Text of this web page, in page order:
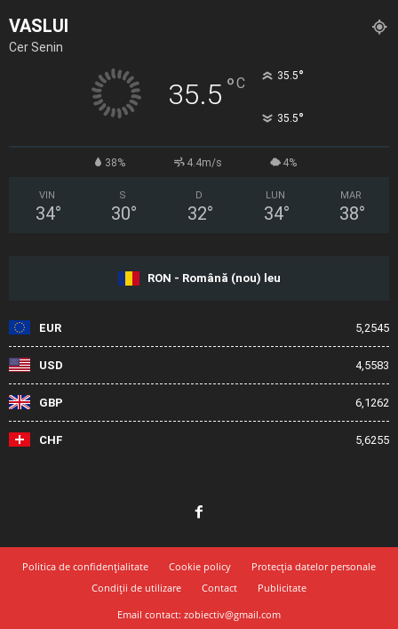
VASLUI
Cer Senin
35.5 °C 35.5°
35.5°
38% 4.4m/s 4%
VIN
34°
S
30°
D
32°
LUN
34°
MAR
38°
RON - Română (nou) leu
EUR 5,2545
USD 4,5583
GBP 6,1262
CHF 5,6255
Politica de confidențialitate Cookie policy
Protecția datelor personale
Condiții de utilizare
Contact
Publicitate
Email contact: zobiectiv@gmail.com